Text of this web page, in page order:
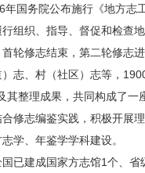
年国务院公布施行《地方
组织、指导、督促和检查
首轮修志结束，第二轮修
志、村（社区）志等，
整理成果，共同构成了
合修志编鉴实践，积极开
学、年鉴学学科建设。
国已建成国家方志馆1个、